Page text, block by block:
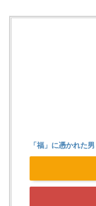
「福」に憑かれた